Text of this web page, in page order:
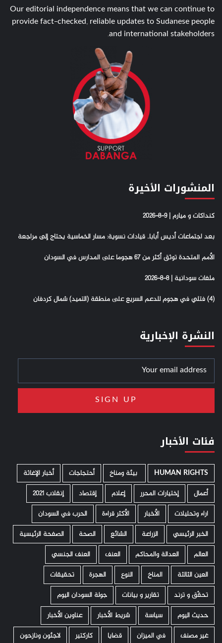
Our editorial independence means that we can continue to
provide fact-checked, reliable updates to Sudanese people
and international stakeholders.
المنشورات الأخيرة
كنداكات و ميارم | 9-8-2026
بعد اجتماعات أديس أبابا.. قيادات نسوية: مسار الخماسية يحتاج إلى مراجعة
الأمم المتحدة توثق أكثر من 67 هجوما على المدارس في السودان
ملفات سودانية | 8-8-2026
(4) فتلي في هجوم للدعم السريع على منطقة (التميد) شمال كردفان
النشرة الإخبارية
فئات الأخبار
HUMAN RIGHTS ­ بيئة ومناخ أحتجاجات
أخبار الإغاثة
أعمال
إختيارات المحرر إعلام إقتصاد
إنقلاب 2021
اراء وتحليلات
الأخبار الأكثر قراءة
الحرب في السودان
الخبر الرئيسي
الزراعة الشائع الصحة
الصفحة الرئيسية
العالم
العدالة والمحاكم العنف
العنف الجنسي
العين الثالثة
المناخ النوع الهجرة
تحقيقات
تحقّق و ترند
تقارير و بيانات
جولة السودان اليوم
حديث اليوم
سياسة شريط الأخبار
عناوين الأخبار
غير مصنف
في الميزان قضايا كاركتير لاجئون ونازحون